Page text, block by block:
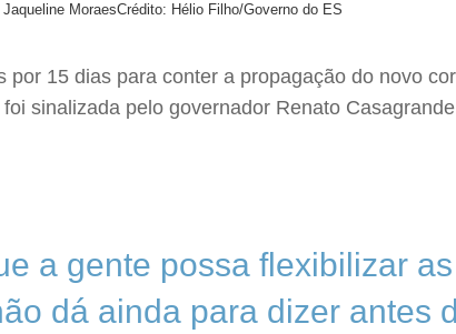
MoraesCrédito: Hélio Filho/Governo do ES
15 dias para conter a propagação do novo
sinalizada pelo governador Renato
a gente possa flexibilizar
dá ainda para dizer antes